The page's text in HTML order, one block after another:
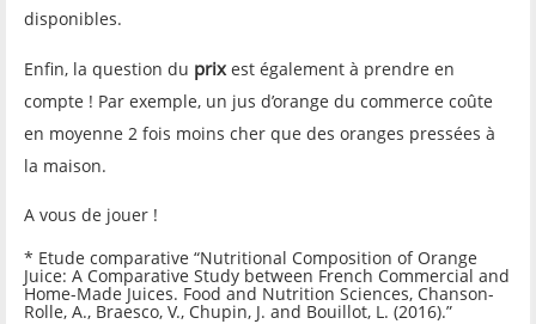
disponibles.
Enfin, la question du prix est également à prendre en
compte ! Par exemple, un jus d’orange du commerce coûte
en moyenne 2 fois moins cher que des oranges pressées à
la maison.
A vous de jouer !
* Etude comparative “Nutritional Composition of Orange
Juice: A Comparative Study between French Commercial and
Home-Made Juices. Food and Nutrition Sciences, Chanson-
Rolle, A., Braesco, V., Chupin, J. and Bouillot, L. (2016).”